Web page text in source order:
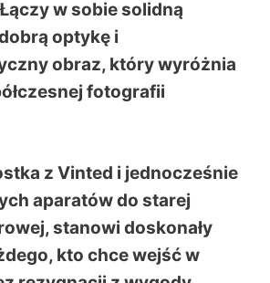
w sobie solidną
optykę i
obraz, który wyróżnia
fotografii
z Vinted i jednocześnie
aparatów do starej
stanowi doskonały
kto chce wejść w